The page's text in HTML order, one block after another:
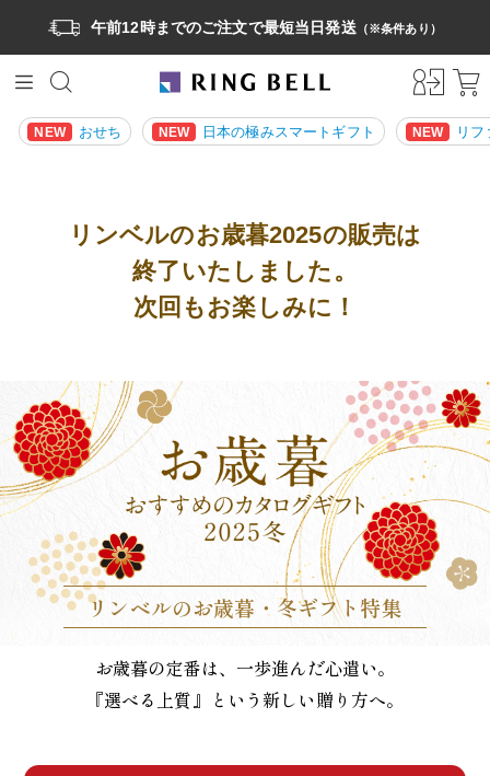
午前12時までのご注文で最短当日発送（※条件あり）
NEW おせち NEW 日本の極みスマートギフト NEW リ
リンベルのお歳暮2025の販売は
終了いたしました。
次回もお楽しみに！
リンベルのお歳暮・冬ギフト特集
お歳暮の定番は、一歩進んだ心遣い。
『選べる上質』という新しい贈り方へ。
ランキング
お取り寄せ
定番商品
ギフト
基本マナー